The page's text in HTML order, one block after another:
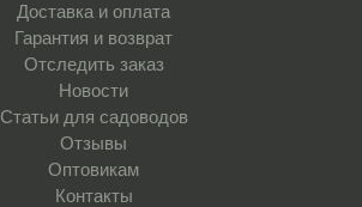
Доставка и оплата
Гарантия и возврат
Отследить заказ
Новости
Статьи для садоводов
Отзывы
Оптовикам
Контакты